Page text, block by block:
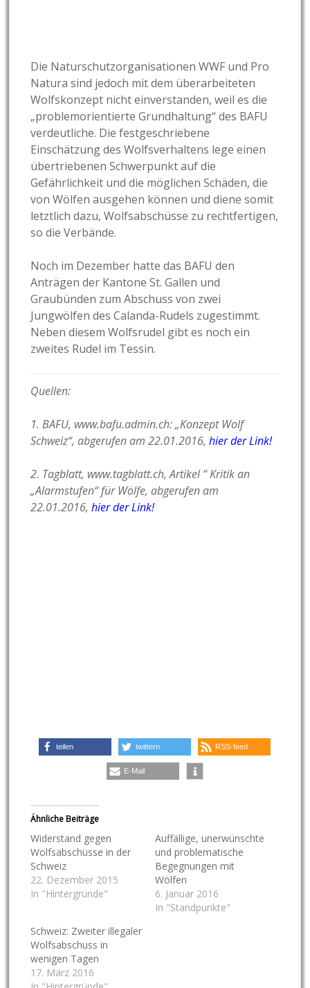
Die Naturschutzorganisationen WWF und Pro
Natura sind jedoch mit dem überarbeiteten
Wolfskonzept nicht einverstanden, weil es die
„problemorientierte Grundhaltung“ des BAFU
verdeutliche. Die festgeschriebene
Einschätzung des Wolfsverhaltens lege einen
übertriebenen Schwerpunkt auf die
Gefährlichkeit und die möglichen Schäden, die
von Wölfen ausgehen können und diene somit
letztlich dazu, Wolfsabschüsse zu rechtfertigen,
so die Verbände.
Noch im Dezember hatte das BAFU den
Anträgen der Kantone St. Gallen und
Graubünden zum Abschuss von zwei
Jungwölfen des Calanda-Rudels zugestimmt.
Neben diesem Wolfsrudel gibt es noch ein
zweites Rudel im Tessin.
Quellen:
1. BAFU, www.bafu.admin.ch: „Konzept Wolf
Schweiz“, abgerufen am 22.01.2016,hier der Link!
2. Tagblatt, www.tagblatt.ch, Artikel “ Kritik an
„Alarmstufen“ für Wölfe, abgerufen am
22.01.2016,hier der Link!
teilen twittern RSS-feed
E-Mail
Ähnliche Beiträge
Widerstand gegen
Wolfsabschüsse in der
Schweiz
22. Dezember 2015
In "Hintergründe"
Auffällige, unerwünschte
und problematische
Begegnungen mit
Wölfen
6. Januar 2016
In "Standpunkte"
Schweiz: Zweiter illegaler
Wolfsabschuss in
wenigen Tagen
17. März 2016